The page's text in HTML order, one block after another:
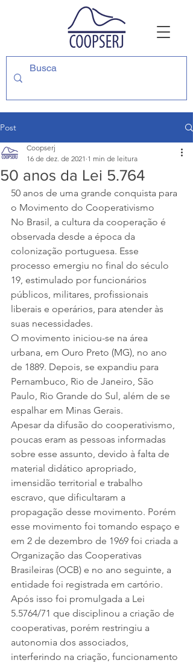
Post
50 anos da Lei 5.764
Coopserj
16 de dez. de 2021 1 min de leitura
50 anos de uma grande conquista para
o Movimento do Cooperativismo
No Brasil, a cultura da cooperação é
observada desde a época da
colonização portuguesa. Esse
processo emergiu no final do século
19, estimulado por funcionários
públicos, militares, profissionais
liberais e operários, para atender às
suas necessidades.
O movimento iniciou-se na área
urbana, em Ouro Preto (MG), no ano
de 1889. Depois, se expandiu para
Pernambuco, Rio de Janeiro, São
Paulo, Rio Grande do Sul, além de se
espalhar em Minas Gerais.
Apesar da difusão do cooperativismo,
poucas eram as pessoas informadas
sobre esse assunto, devido à falta de
material didático apropriado,
imensidão territorial e trabalho
escravo, que dificultaram a
propagação desse movimento. Porém
esse movimento foi tomando espaço e
em 2 de dezembro de 1969 foi criada a
Organização das Cooperativas
Brasileiras (OCB) e no ano seguinte, a
entidade foi registrada em cartório.
Após isso foi promulgada a Lei
5.5764/71 que disciplinou a criação de
cooperativas, porém restringiu a
autonomia dos associados,
interferindo na criação, funcionamento